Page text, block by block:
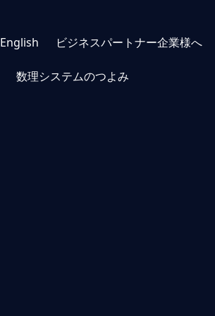
English ビジネスパートナー企業様へ
数理システムのつよみ